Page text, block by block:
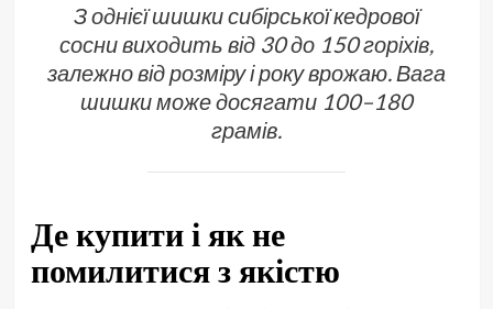
З однієї шишки сибірської кедрової
сосни виходить від 30 до 150 горіхів,
залежно від розміру і року врожаю. Вага
шишки може досягати 100–180
грамів.
Де купити і як не
помилитися з якістю